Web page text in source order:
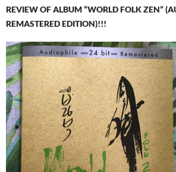
REVIEW OF ALBUM “WORLD FOLK ZEN”
REMASTERED EDITION)!!!